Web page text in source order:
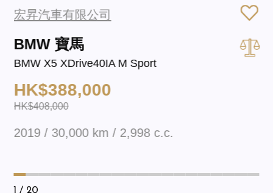
宏昇汽車有限公司
BMW 寶馬
BMW X5 XDrive40IA M Sport
HK$388,000
HK$408,000
2019 / 30,000 km / 2,998 c.c.
1 / 20